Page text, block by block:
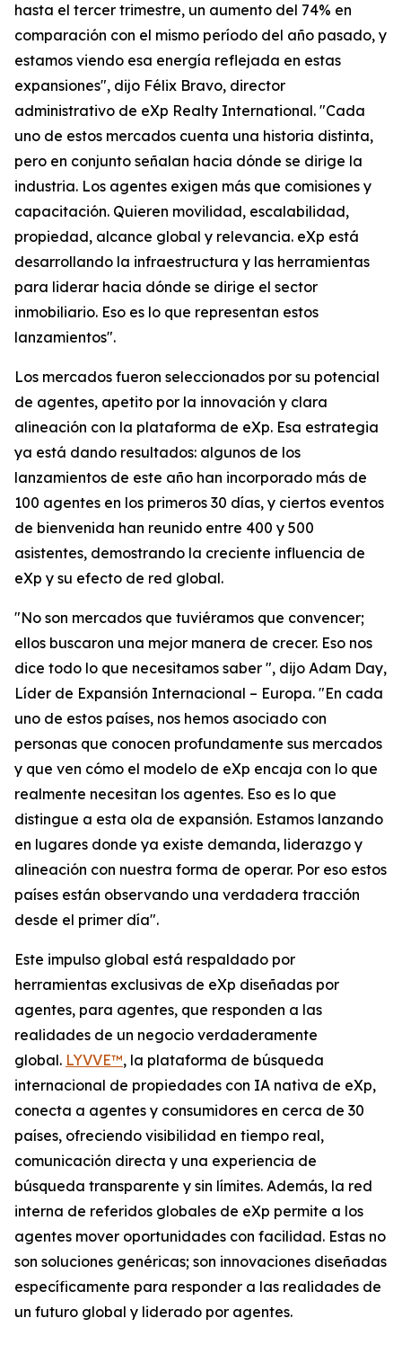
hasta el tercer trimestre, un aumento del 74% en
comparación con el mismo período del año pasado, y
estamos viendo esa energía reflejada en estas
expansiones", dijo Félix Bravo, director
administrativo de eXp Realty International. "Cada
uno de estos mercados cuenta una historia distinta,
pero en conjunto señalan hacia dónde se dirige la
industria. Los agentes exigen más que comisiones y
capacitación. Quieren movilidad, escalabilidad,
propiedad, alcance global y relevancia. eXp está
desarrollando la infraestructura y las herramientas
para liderar hacia dónde se dirige el sector
inmobiliario. Eso es lo que representan estos
lanzamientos".
Los mercados fueron seleccionados por su potencial
de agentes, apetito por la innovación y clara
alineación con la plataforma de eXp. Esa estrategia
ya está dando resultados: algunos de los
lanzamientos de este año han incorporado más de
100 agentes en los primeros 30 días, y ciertos eventos
de bienvenida han reunido entre 400 y 500
asistentes, demostrando la creciente influencia de
eXp y su efecto de red global.
"No son mercados que tuviéramos que convencer;
ellos buscaron una mejor manera de crecer. Eso nos
dice todo lo que necesitamos saber ", dijo Adam Day,
Líder de Expansión Internacional – Europa. "En cada
uno de estos países, nos hemos asociado con
personas que conocen profundamente sus mercados
y que ven cómo el modelo de eXp encaja con lo que
realmente necesitan los agentes. Eso es lo que
distingue a esta ola de expansión. Estamos lanzando
en lugares donde ya existe demanda, liderazgo y
alineación con nuestra forma de operar. Por eso estos
países están observando una verdadera tracción
desde el primer día".
Este impulso global está respaldado por
herramientas exclusivas de eXp diseñadas por
agentes, para agentes, que responden a las
realidades de un negocio verdaderamente
global. LYVVE™, la plataforma de búsqueda
internacional de propiedades con IA nativa de eXp,
conecta a agentes y consumidores en cerca de 30
países, ofreciendo visibilidad en tiempo real,
comunicación directa y una experiencia de
búsqueda transparente y sin límites. Además, la red
interna de referidos globales de eXp permite a los
agentes mover oportunidades con facilidad. Estas no
son soluciones genéricas; son innovaciones diseñadas
específicamente para responder a las realidades de
un futuro global y liderado por agentes.